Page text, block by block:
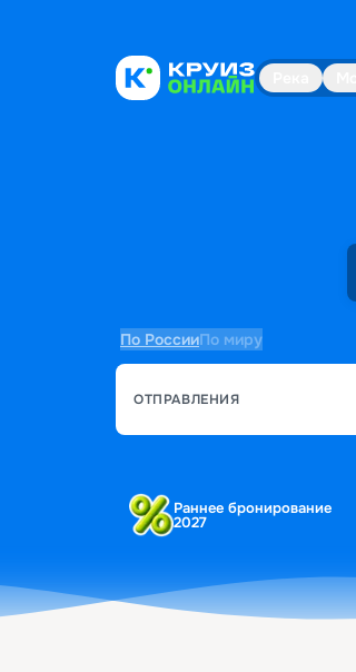
По РоссииПо миру
ОТПРАВЛЕНИЯ
Раннее бронирование
2027